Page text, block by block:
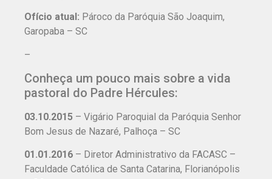
Ofício atual: Pároco da Paróquia São Joaquim,
Garopaba – SC
–
Conheça um pouco mais sobre a vida
pastoral do Padre Hércules:
03.10.2015 – Vigário Paroquial da Paróquia Senhor
Bom Jesus de Nazaré, Palhoça – SC
01.01.2016 – Diretor Administrativo da FACASC –
Faculdade Católica de Santa Catarina, Florianópolis